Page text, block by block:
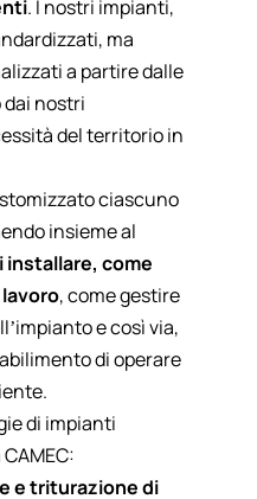
. I nostri impianti,
ma
a partire dalle
nostri
del territorio in
ciascuno
insieme al
installare, come
,come gestire
e così via,
di operare
di impianti
e triturazione di